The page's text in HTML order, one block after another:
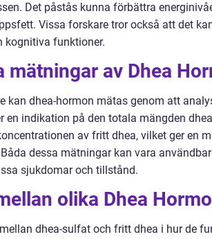
Det påstås kunna förbättra
Vissa forskare tror också att det
kognitiva funktioner.
mätningar av Dhea
kan dhea-hormon mätas genom att
en indikation på den totala mängden
av fritt dhea, vilket ger en
dessa mätningar kan vara
sjukdomar och tillstånd.
olika Dhea
dhea-sulfat och fritt dhea i hur de